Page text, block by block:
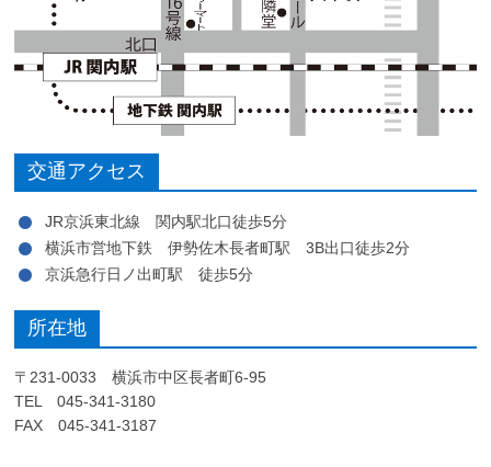
交通アクセス
JR京浜東北線 関内駅北口徒歩5分
横浜市営地下鉄 伊勢佐木長者町駅 3B出口徒歩2分
京浜急行日ノ出町駅 徒歩5分
所在地
〒231-0033 横浜市中区長者町6-95
TEL 045-341-3180
FAX 045-341-3187